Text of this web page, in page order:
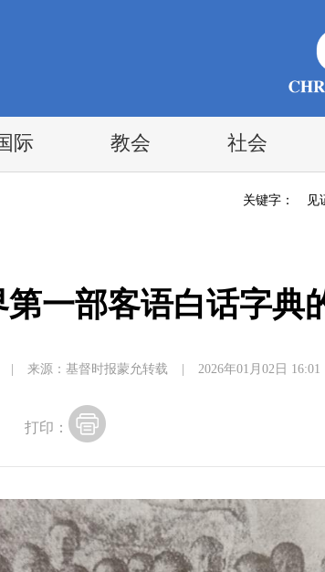
际 教会 社会
关键字： 见
一部客语白话字典
来源：基督时报蒙允转载 2026年01月02日 16:01
打印：